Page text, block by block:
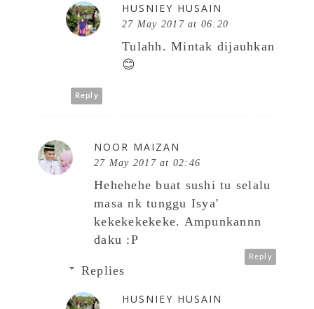
HUSNIEY HUSAIN
27 May 2017 at 06:20
Tulahh. Mintak dijauhkan
😊
Reply
NOOR MAIZAN
27 May 2017 at 02:46
Hehehehe buat sushi tu selalu
masa nk tunggu Isya'
kekekekekeke. Ampunkannn
daku :P
Reply
Replies
HUSNIEY HUSAIN